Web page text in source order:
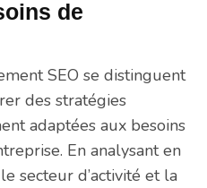
de
SEO se distinguent
des stratégies
adaptées aux besoins
En analysant en
secteur d’activité et la